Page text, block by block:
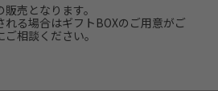
売となります。
れる場合はギフトBOXのご用意がご
相談ください。